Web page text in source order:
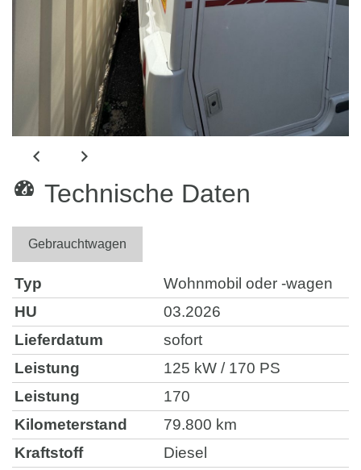
Technische Daten
Gebrauchtwagen
Typ
Wohnmobil oder -wagen
HU
03.2026
Lieferdatum
sofort
Leistung
125 kW / 170 PS
Leistung
170
Kilometerstand
79.800 km
Kraftstoff
Diesel